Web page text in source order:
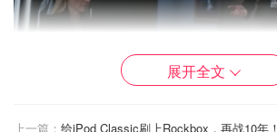
展开全文
上一篇： 给iPod Classic刷上Rockbox，再战10年！